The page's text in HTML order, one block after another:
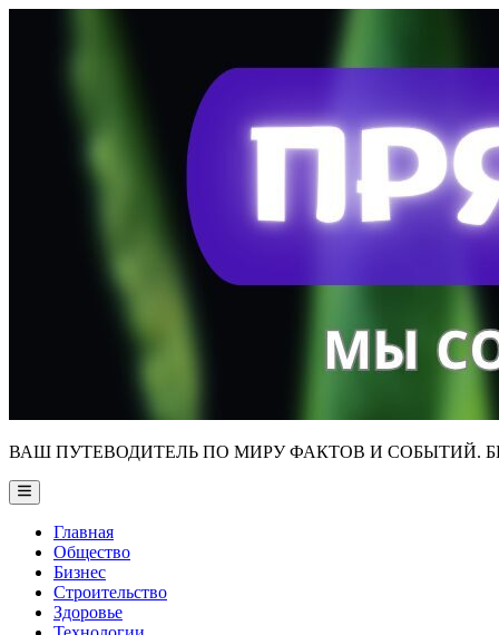
ВАШ ПУТЕВОДИТЕЛЬ ПО МИРУ ФАКТОВ И СОБЫТИЙ.
Main
Menu
Главная
Общество
Бизнес
Строительство
Здоровье